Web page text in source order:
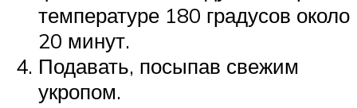
температуре 180 градусов около
20 минут.
Подавать, посыпав свежим
укропом.